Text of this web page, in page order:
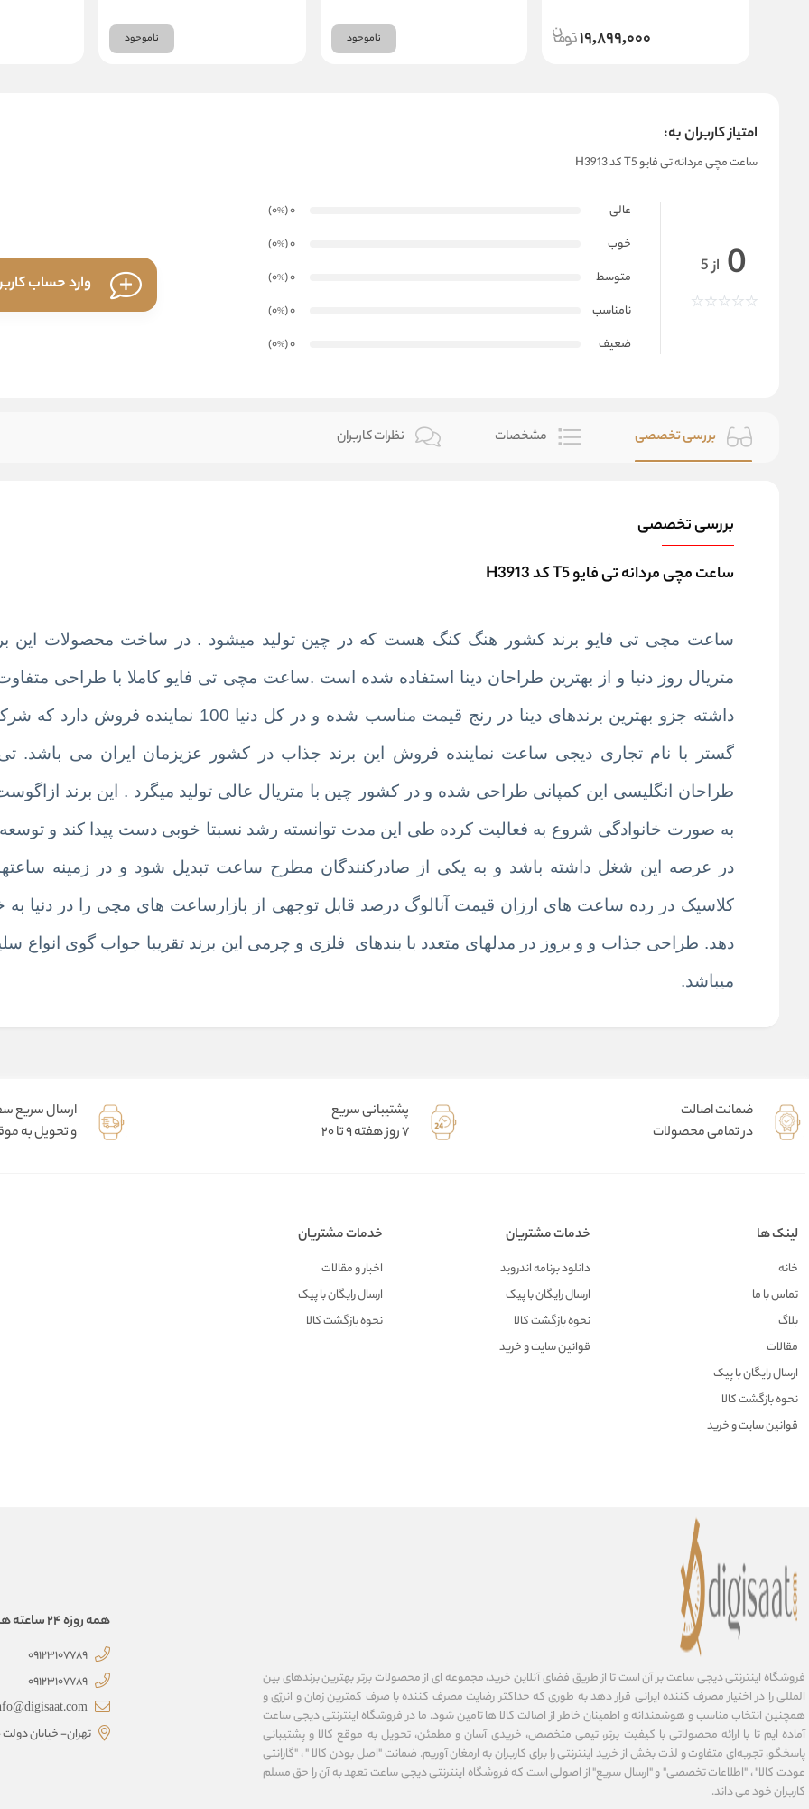
19,899,000 ناموجود ناموجود
امتیاز کاربران به:
ساعت مچی مردانه تی فایو T5 کد H3913
0 از 5
عالی 0
(0
%
)
خوب
0
(0
%
)
متوسط
0
(0
%
)
نامناسب
0
(0
%
)
ضعیف
0
(0
%
)
وارد حساب
بررسی تخصصی مشخصات نظرات کاربران
بررسی تخصصی
ساعت مچی مردانه تی فایو T5 کد H3913
ساعت مچی تی فایو برند کشور هنگ کنگ هست که در چین تولید میشود . در ساخت محصولات این
متریال روز دنیا و از بهترین طراحان دینا استفاده شده است .ساعت مچی تی فایو کاملا با طراحی
داشته جزو بهترین برندهای دینا در رنج قیمت مناسب شده و در کل دنیا 100 نماینده فروش دارد که
گستر با نام تجاری دیجی ساعت نماینده فروش این برند جذاب در کشور عزیزمان ایران می باشد.
به صورت خانوادگی شروع به فعالیت کرده طی این مدت توانسته رشد نسبتا خوبی دست پیدا کند و
در عرصه این شغل داشته باشد و به یکی از صادرکنندگان مطرح ساعت تبدیل شود و در زمینه
کلاسیک در رده ساعت های ارزان قیمت آنالوگ درصد قابل توجهی از بازارساعت های مچی را در دنیا
دهد. طراحی جذاب و و بروز در مدلهای متعدد با بندهای فلزی و چرمی این برند تقریبا جواب گوی انواع
میباشد.
ضمانت اصالت
در تمامی محصولات
پشتیبانی سریع
7 روز هفته 9 تا 20
ارسال سریع
و تحویل به
لینک ها
خانه
تماس با ما
بلاگ
مقالات
ارسال رایگان با پیک
نحوه بازگشت کالا
قوانین سایت و خرید
خدمات مشتریان
دانلود برنامه اندروید
ارسال رایگان با پیک
نحوه بازگشت کالا
قوانین سایت و خرید
خدمات مشتریان
اخبار و مقالات
ارسال رایگان با پیک
نحوه بازگشت کالا
فروشگاه اینترنتی دیجی ساعت بر آن است تا از طریق فضای آنلاین خرید، مجموعه‌ ای از محصولات برتر بهترین برندهای بین
المللی را در اختیار مصرف کننده ایرانی قرار دهد به طوری که حداکثر رضایت مصرف کننده با صرف کمترین زمان و انرژی و
همچنین انتخاب مناسب و هوشمندانه و اطمینان خاطر از اصالت کالا ها تامین شود. ما در فروشگاه اینترنتی دیجی ساعت
آماده ایم تا با ارائه محصولاتی با کیفیت برتر، تیمی متخصص، خریدی آسان و مطمئن، تحویل به موقع کالا و پشتیبانی
پاسخگو، تجربه‌ای متفاوت و لذت بخش از خرید اینترنتی را برای کاربران به ارمغان آوریم. ضمانت "اصل بودن کالا " ، "گارانتی
عودت کالا" ، "اطلاعات تخصصی" و "ارسال سریع" از اصولی است که فروشگاه اینترنتی دیجی ساعت تعهد به آن را حق مسلم
کاربران خود می داند.
همه روزه 24 ساعته همراهتیم
09123107789
09123107789
تهران- خیابان دولت